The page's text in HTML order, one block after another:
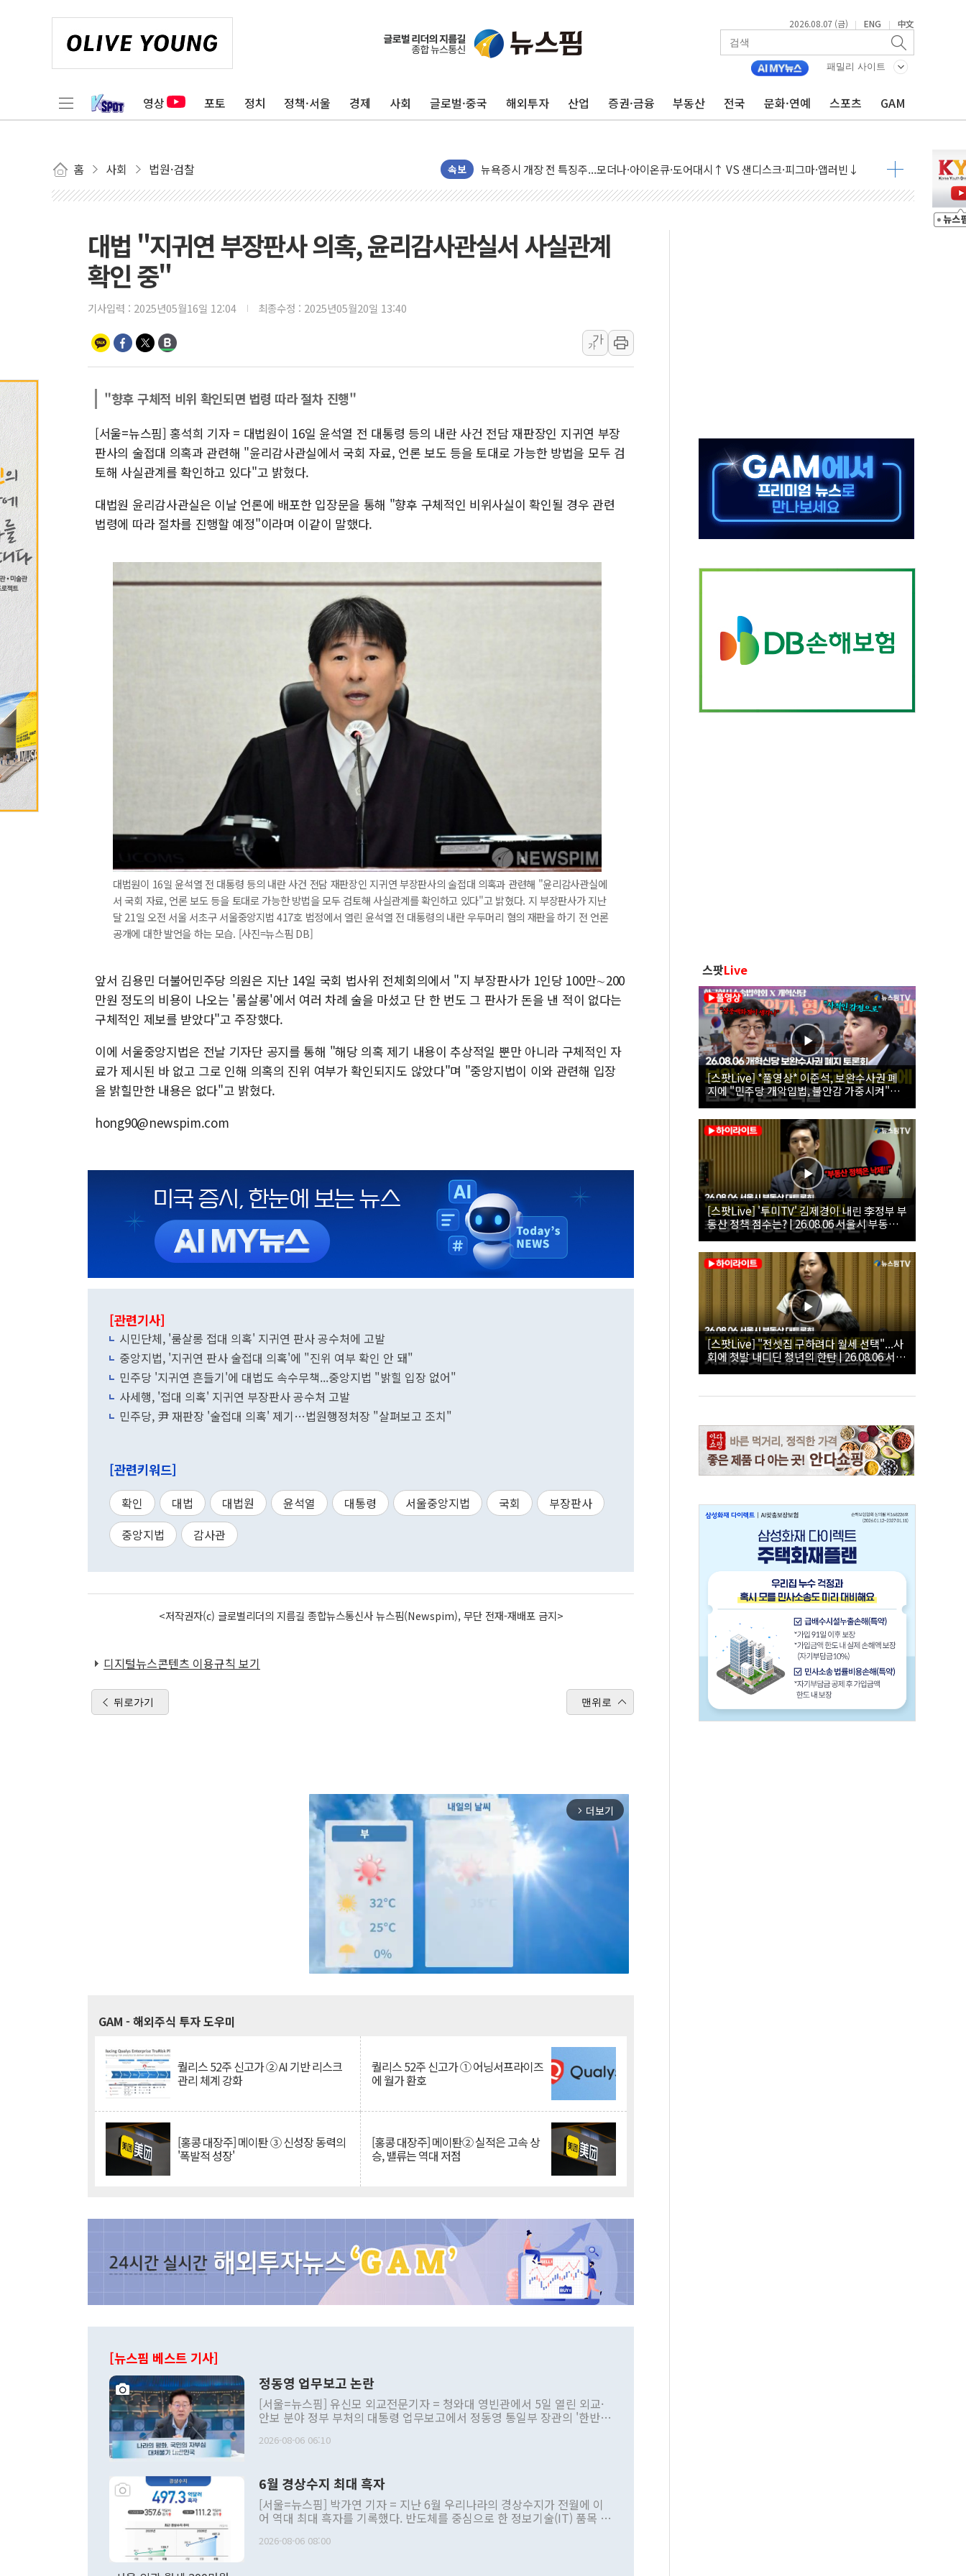
2026.08.07 (금) | ENG | 中文
패밀리 사이트
영상 포토 정치 정책·서울 경제 사회 글로벌·중국 해외투자 산업 증권·금융 부동산 전국 문화·연예 스포츠 GAM
홈 사회 법원·검찰 속보
구광모, 내주 실리콘밸리서 젠슨 황 재회…로봇·AI 데이터센터·모빌리티 구체화
김정관 장관 "영업이익 N% 성과급 반대…상법·자본시장법 개정 논의"
뉴욕증시 프리뷰, 미 주가선물 AI주 차익실현 속 혼조세...웨스턴디지털·샌디스크↓
금값 7주 만에 최고…美 고용 둔화·호르무즈 재개방 기대에 강세
[인도증시] 중동 긴장 완화에 실적 호조까지, 상승...호실적 보고 기업 상승세 뚜렷
양주 섬유염색공장서 화재 1명 중상…대응 1단계 진압 중
김정관 산업부 장관 "주 52시간 손봐야, 경쟁상대 中과 비교해야"
우크라 드론 전술, 중남미 콜롬비아에 새 안보 위기… 반군·마약카르텔이 습득해 전투 활용
동해해경, 독도 해상서 부유물 감긴 어선 구조
주한미군 "오산기지 누출, 백린 아닌 무해한 표면 부식 물질"
구미 폐염산처리업체서 불 2시간30여분만에 진화...외국인 노동자 숨져
해군과 함께하는 '불금전파, 송정' 시즌2
강원도 폭염특보 11일째…온열질환·가축 피해 최소화 '총력 대응'
대법 "지귀연 부장판사 의혹, 윤리감사관실서 사실관계
확인 중"
기사입력 : 2025년05월16일 12:04 최종수정 : 2025년05월20일 13:40
가
가
"향후 구체적 비위 확인되면 법령 따라 절차 진행"
[서울=뉴스핌] 홍석희 기자 = 대법원이 16일 윤석열 전 대통령 등의 내란 사건 전담 재판장인 지귀연 부장
판사의 술접대 의혹과 관련해 "윤리감사관실에서 국회 자료, 언론 보도 등을 토대로 가능한 방법을 모두 검
토해 사실관계를 확인하고 있다"고 밝혔다.
대법원 윤리감사관실은 이날 언론에 배포한 입장문을 통해 "향후 구체적인 비위사실이 확인될 경우 관련
법령에 따라 절차를 진행할 예정"이라며 이같이 말했다.
대법원이 16일 윤석열 전 대통령 등의 내란 사건 전담 재판장인 지귀연 부장판사의 술접대 의혹과 관련해 "윤리감사관실에
서 국회 자료, 언론 보도 등을 토대로 가능한 방법을 모두 검토해 사실관계를 확인하고 있다"고 밝혔다. 지 부장판사가 지난
달 21일 오전 서울 서초구 서울중앙지법 417호 법정에서 열린 윤석열 전 대통령의 내란 우두머리 혐의 재판을 하기 전 언론
공개에 대한 발언을 하는 모습. [사진=뉴스핌 DB]
앞서 김용민 더불어민주당 의원은 지난 14일 국회 법사위 전체회의에서 "지 부장판사가 1인당 100만∼200
만원 정도의 비용이 나오는 '룸살롱'에서 여러 차례 술을 마셨고 단 한 번도 그 판사가 돈을 낸 적이 없다는
구체적인 제보를 받았다"고 주장했다.
이에 서울중앙지법은 전날 기자단 공지를 통해 "해당 의혹 제기 내용이 추상적일 뿐만 아니라 구체적인 자
료가 제시된 바 없고 그로 인해 의혹의 진위 여부가 확인되지도 않았다"며 "중앙지법이 이와 관련해 입장
을 밝힐만한 내용은 없다"고 밝혔다.
hong90@newspim.com
[관련기사]
시민단체, '룸살롱 접대 의혹' 지귀연 판사 공수처에 고발
중앙지법, '지귀연 판사 술접대 의혹'에 "진위 여부 확인 안 돼"
민주당 '지귀연 흔들기'에 대법도 속수무책...중앙지법 "밝힐 입장 없어"
사세행, '접대 의혹' 지귀연 부장판사 공수처 고발
민주당, 尹 재판장 '술접대 의혹' 제기…법원행정처장 "살펴보고 조치"
[관련키워드]
확인 대법 대법원 윤석열 대통령 서울중앙지법 국회
부장판사
중앙지법
감사관
<저작권자(c) 글로벌리더의 지름길 종합뉴스통신사 뉴스핌(Newspim), 무단 전재-재배포 금지>
디지털뉴스콘텐츠 이용규칙 보기
뒤로가기 맨위로
arrow_forward_ios 더보기
GAM - 해외주식 투자 도우미
퀄리스 52주 신고가 ② AI 기반 리스크
관리 체계 강화
퀄리스 52주 신고가 ① 어닝서프라이즈
에 월가 환호
[홍콩 대장주] 메이퇀 ③ 신성장 동력의
'폭발적 성장'
[홍콩 대장주] 메이퇀② 실적은 고속 상
승, 밸류는 역대 저점
[뉴스핌 베스트 기사]
정동영 업무보고 논란
[서울=뉴스핌] 유신모 외교전문기자 = 청와대 영빈관에서 5일 열린 외교·
안보 분야 정부 부처의 대통령 업무보고에서 정동영 통일부 장관의 '한반도
발언 중에는 정부 내 조율을 거치지 않은 사안을 정책으로 추진하겠다고 공
주의적 희망에 근거한 비현실적 구상'이라는 비판을 내놨다. 그동안 정 장
관의 대북 정책 관련 발언이 물의를 빚은 적은 여러 번 있지만 대통령과 유
관 부처 장관이 공개적으로 부정적 입장을 표명한 것은 이례적이다. 정 장
관의 무리한 대북 접근법과 월권을 제어해야 한다는 목소리도 높아지고 있
다. [정동영 통일부 장관이 지난달 23일 오후 서울 종로구 정부서울청사에
2026-08-06 06:10
6월 경상수지 최대 흑자
[서울=뉴스핌] 박가연 기자 = 지난 6월 우리나라의 경상수지가 전월에 이
어 역대 최대 흑자를 기록했다. 반도체를 중심으로 한 정보기술(IT) 품목 수
료=한국은행] 한국은행이 6일 발표한 '2026년 6월 국제수지(잠정)'에 따르
2026-08-06 08:00
스팟Live
[스팟Live] *풀영상* 이준석, 보완수사권 폐
지에 "민주당 개악입법, 불안감 가중시켜"｜
26.08.06 개혁신당 보완수사권 폐지 토론회
[스팟Live] '투미TV' 김제경이 내린 李정부 부
동산 정책 점수는? | 26.08.06 서울시 부동산
대토론회
[스팟Live] "전셋집 구하려다 월세 선택"...사
회에 첫발 내디딘 청년의 한탄 | 26.08.06 서울
시 부동산 대토론회